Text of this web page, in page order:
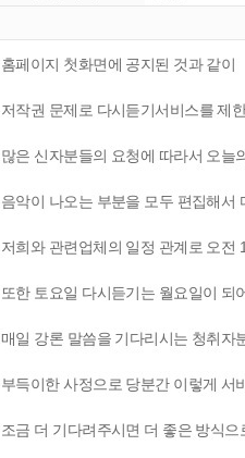
홈페이지 첫화면에 공지된 것과 같이
저작권 문제로 다시듣기서비스를 제
많은 신자분들의 요청에 따라서 오늘
음악이 나오는 부분을 모두 편집해서
저희와 관련업체의 일정 관계로 오전
또한 토요일 다시듣기는 월요일이 되
매일 강론 말씀을 기다리시는 청취자
부득이한 사정으로 당분간 이렇게 서
조금 더 기다려주시면 더 좋은 방식